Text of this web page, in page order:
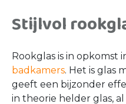
Stijlvol
Rookglas is in opkomst
badkamers. Het is glas
geeft een bijzonder
in theorie helder glas,